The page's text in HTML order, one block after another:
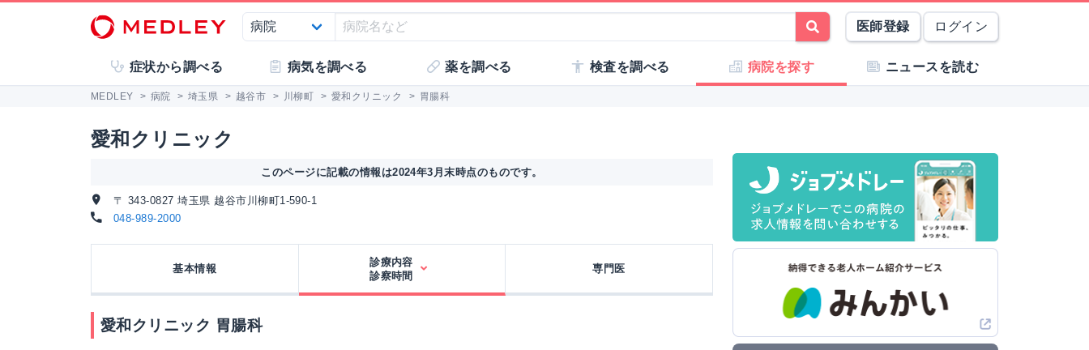
医師登録 ログイン
症状から調べる 病気を調べる 薬を調べる 検査を調べる 病院を探す ニュースを読む
MEDLEY > 病院 > 埼玉県 > 越谷市 > 川柳町 > 愛和クリニック > 胃腸科
愛和クリニック
このページに記載の情報は2024年3月末時点のものです。
〒 343-0827 埼玉県 越谷市川柳町1-590-1
048-989-2000
基本情報
診療内容
診察時間
専門医
愛和クリニック 胃腸科